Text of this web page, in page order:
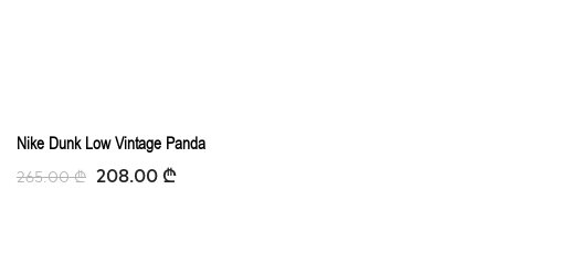
Nike Dunk Low Vintage Panda
265.00₾ 208.00 ₾